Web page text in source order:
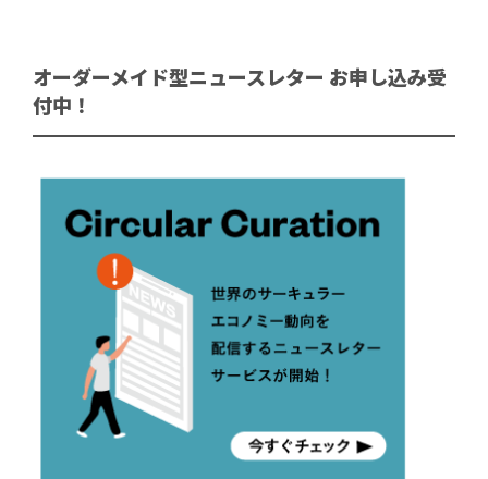
オーダーメイド型ニュースレター お申し込み受
付中！